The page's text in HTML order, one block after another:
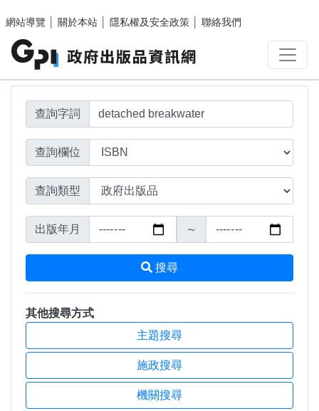
網站導覽
關於本站 隱私權及安全政策 聯絡我們
搜尋結果頁面
查詢字詞
查詢欄位
查詢類型
出版年月 ～
搜尋
其他搜尋方式
主題搜尋
施政搜尋
機關搜尋